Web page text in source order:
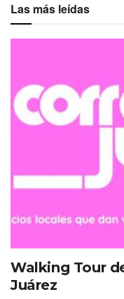
Las más leídas
Walking Tour
Juárez